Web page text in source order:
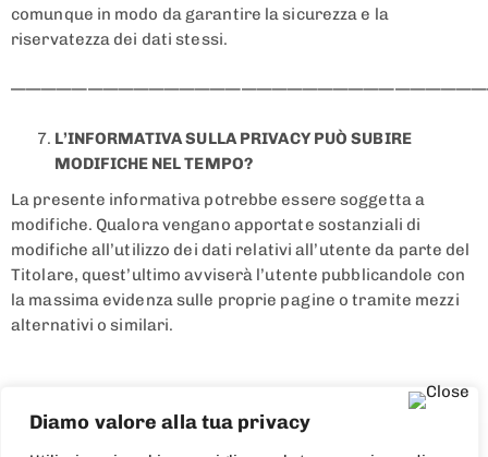
Diamo valore alla tua privacy
comunque in modo da garantire la sicurezza e la
riservatezza dei dati stessi.
L’INFORMATIVA SULLA PRIVACY PUÒ SUBIRE
MODIFICHE NEL TEMPO?
La presente informativa potrebbe essere soggetta a
modifiche. Qualora vengano apportate sostanziali di
modifiche all’utilizzo dei dati relativi all’utente da parte del
Titolare, quest’ultimo avviserà l’utente pubblicandole con
la massima evidenza sulle proprie pagine o tramite mezzi
alternativi o similari.